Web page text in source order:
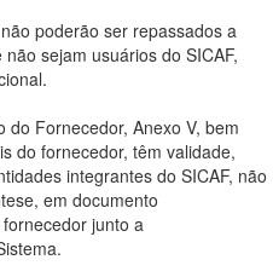
poderão ser repassados a
sejam usuários do SICAF,
do Fornecedor, Anexo V, bem
do fornecedor, têm validade,
integrantes do SICAF, não
em documento
junto a